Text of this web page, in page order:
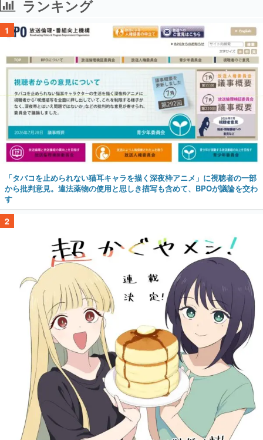
ランキング
1
「タバコを止められない猫耳キャラを描く深夜枠アニメ」に視聴者の一部
から批判意見。違法薬物の使用と思しき描写も含めて、BPOが議論を交わ
す
2